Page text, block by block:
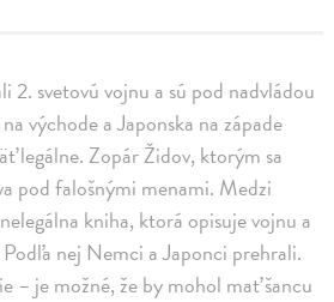
2. svetovú vojnu a sú pod nadvládou
východe a Japonska na západe
legálne. Zopár Židov, ktorým sa
pod falošnými menami. Medzi
kniha, ktorá opisuje vojnu a
nej Nemci a Japonci prehrali.
– je možné, že by mohol mať šancu